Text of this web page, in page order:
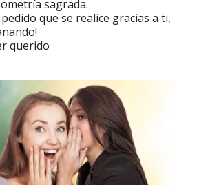
sagrada.
pedido que se realice gracias a ti,
querido